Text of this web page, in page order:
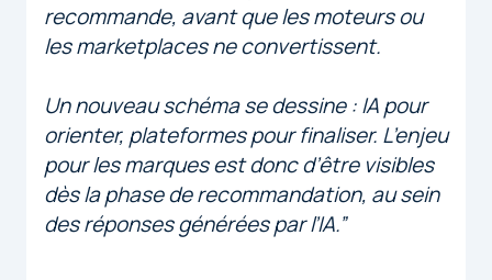
recommande, avant que les moteurs ou
les marketplaces ne convertissent.
Un nouveau schéma se dessine : IA pour
orienter, plateformes pour finaliser. L’enjeu
pour les marques est donc d’être visibles
dès la phase de recommandation, au sein
des réponses générées par l’IA.”